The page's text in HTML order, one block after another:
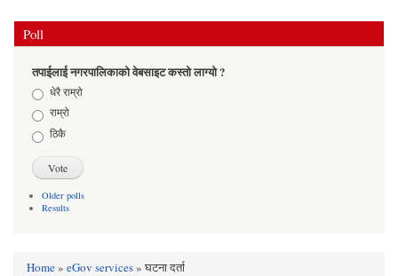
Poll
तपाईलाई नगरपालिकाको वेबसाइट कस्तो लाग्यो ?
Choicesधेरै राम्रो
राम्रो
ठिकै
Older polls
Results
Home» eGov services» घटना दर्ता